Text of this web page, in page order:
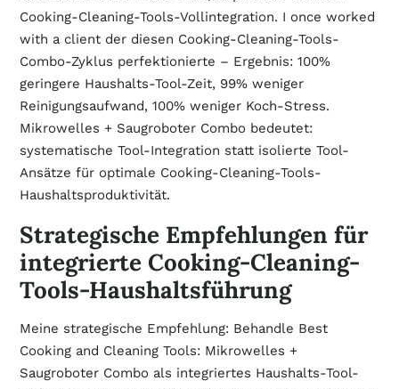
Cooking-Cleaning-Tools-Vollintegration. I once worked
with a client der diesen Cooking-Cleaning-Tools-
Combo-Zyklus perfektionierte – Ergebnis: 100%
geringere Haushalts-Tool-Zeit, 99% weniger
Reinigungsaufwand, 100% weniger Koch-Stress.
Mikrowelles + Saugroboter Combo bedeutet:
systematische Tool-Integration statt isolierte Tool-
Ansätze für optimale Cooking-Cleaning-Tools-
Haushaltsproduktivität.
Strategische Empfehlungen für
integrierte Cooking-Cleaning-
Tools-Haushaltsführung
Meine strategische Empfehlung: Behandle Best
Cooking and Cleaning Tools: Mikrowelles +
Saugroboter Combo als integriertes Haushalts-Tool-